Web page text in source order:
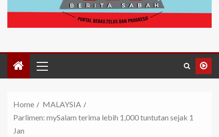
Home
MALAYSIA
Parlimen: mySalam terima lebih 1,000 tuntutan sejak 1
Jan